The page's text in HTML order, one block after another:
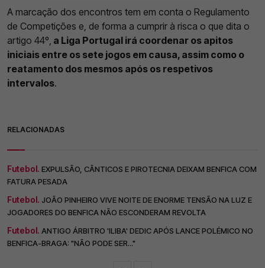
A marcação dos encontros tem em conta o Regulamento
de Competições e, de forma a cumprir à risca o que dita o
artigo 44º, a Liga Portugal irá coordenar os apitos
iniciais entre os sete jogos em causa, assim como o
reatamento dos mesmos após os respetivos
intervalos.
RELACIONADAS
Futebol. EXPULSÃO, CÂNTICOS E PIROTECNIA DEIXAM BENFICA COM
FATURA PESADA
Futebol. JOÃO PINHEIRO VIVE NOITE DE ENORME TENSÃO NA LUZ E
JOGADORES DO BENFICA NÃO ESCONDERAM REVOLTA
Futebol. ANTIGO ÁRBITRO 'ILIBA' DEDIC APÓS LANCE POLÉMICO NO
BENFICA-BRAGA: "NÃO PODE SER..."